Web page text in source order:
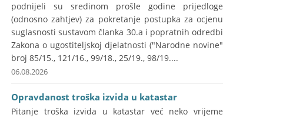
podnijeli su sredinom prošle godine prijedloge
(odnosno zahtjev) za pokretanje postupka za ocjenu
suglasnosti sustavom članka 30.a i popratnih odredbi
Zakona o ugostiteljskoj djelatnosti ("Narodne novine"
broj 85/15., 121/16., 99/18., 25/19., 98/19....
06.08.2026
Opravdanost troška izvida u katastar
Pitanje troška izvida u katastar već neko vrijeme